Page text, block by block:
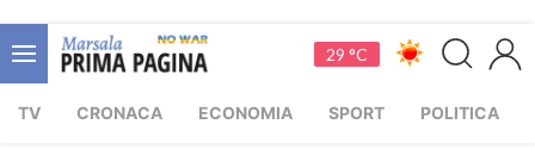
29 °C
TV CRONACA ECONOMIA SPORT POLITICA